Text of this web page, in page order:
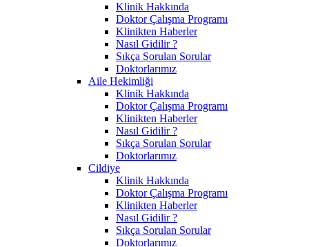
Klinik Hakkında
Doktor Çalışma Programı
Klinikten Haberler
Nasıl Gidilir ?
Sıkça Sorulan Sorular
Doktorlarımız
Aile Hekimliği
Klinik Hakkında
Doktor Çalışma Programı
Klinikten Haberler
Nasıl Gidilir ?
Sıkça Sorulan Sorular
Doktorlarımız
Cildiye
Klinik Hakkında
Doktor Çalışma Programı
Klinikten Haberler
Nasıl Gidilir ?
Sıkça Sorulan Sorular
Doktorlarımız